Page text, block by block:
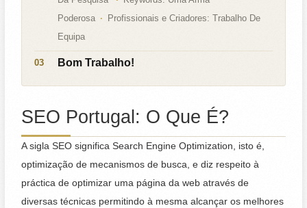
Poderosa
Profissionais e Criadores: Trabalho De
Equipa
Bom Trabalho!
SEO Portugal: O Que É?
A sigla SEO significa Search Engine Optimization, isto é,
optimização de mecanismos de busca, e diz respeito à
práctica de optimizar uma página da web através de
diversas técnicas permitindo à mesma alcançar os melhores